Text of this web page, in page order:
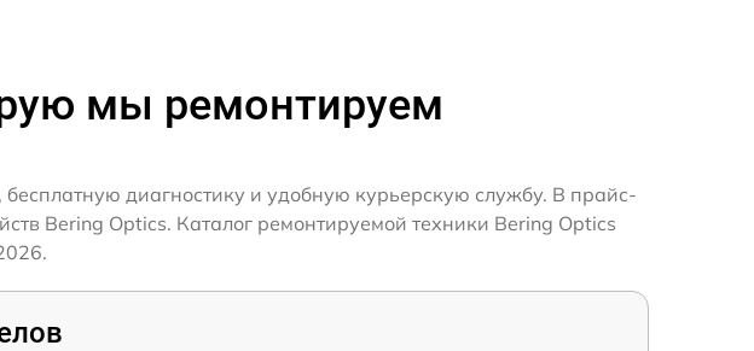
мы ремонтируем
диагностику и удобную курьерскую службу. В прайс-
Bering Optics. Каталог ремонтируемой техники Bering Optics